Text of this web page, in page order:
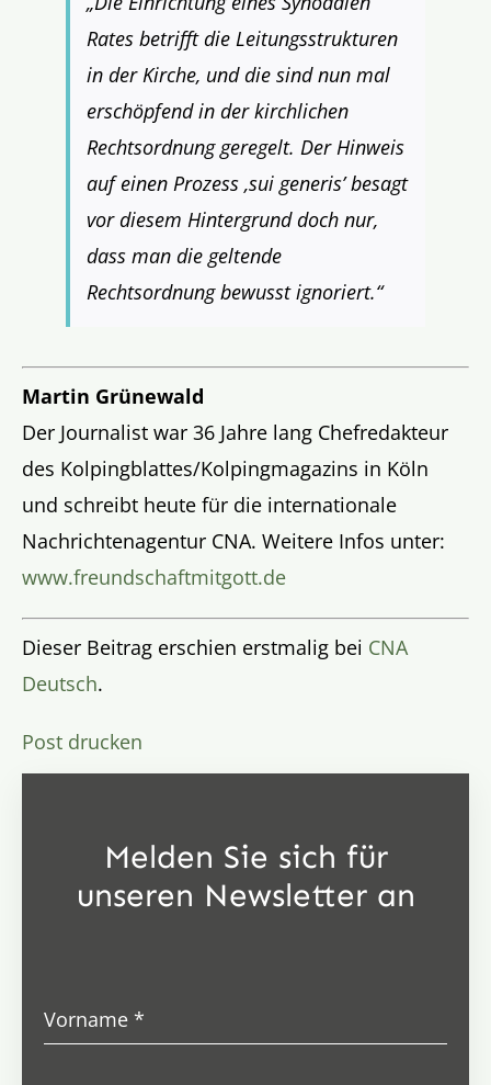
Rates betrifft die Leitungsstrukturen
in der Kirche, und die sind nun mal
erschöpfend in der kirchlichen
Rechtsordnung geregelt. Der Hinweis
auf einen Prozess ‚sui generis’ besagt
vor diesem Hintergrund doch nur,
dass man die geltende
Rechtsordnung bewusst ignoriert.“
Martin Grünewald
Der Journalist war 36 Jahre lang Chefredakteur
des Kolpingblattes/Kolpingmagazins in Köln
und schreibt heute für die internationale
Nachrichtenagentur CNA. Weitere Infos unter:
www.freundschaftmitgott.de
Dieser Beitrag erschien erstmalig bei CNA
Deutsch.
Post drucken
Melden Sie sich für
unseren Newsletter an
Vorname*